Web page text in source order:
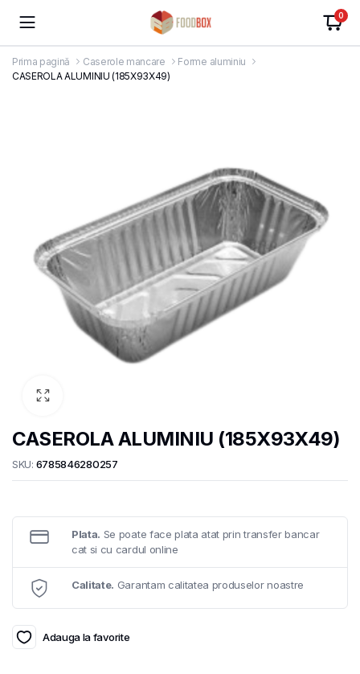
0
Prima pagină Caserole mancare
Forme aluminiu
CASEROLA ALUMINIU (185X93X49)
CASEROLA ALUMINIU (185X93X49)
SKU: 6785846280257
Plata. Se poate face plata atat prin transfer bancar
cat si cu cardul online
Calitate. Garantam calitatea produselor noastre
Adauga la favorite